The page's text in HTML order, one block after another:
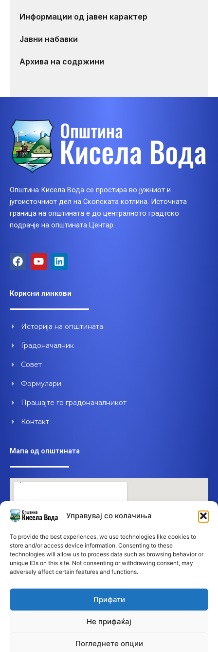
Управувај со колачиња
To provide the best experiences, we use technologies like cookies to
store and/or access device information. Consenting to these
technologies will allow us to process data such as browsing behavior or
unique IDs on this site. Not consenting or withdrawing consent, may
adversely affect certain features and functions.
Прифати
Не прифаќај
Погледнете опции
Информации од јавен карактер
Јавни набавки
Архива на содржини
Општина Кисела Вода се простира во јужниот и
југоисточниот дел на Скопската котлина. Источната
граница на општината е до централното градтско
подрачје на општината Центар.
F
a
b
o
k
Y
o
u
b
L
i
e
d
n
Корисни линкови
Историја на општината
Градоначалник
Совет
Формулари
Прашајте го градоначалникот
Контакт
Мапа од општината